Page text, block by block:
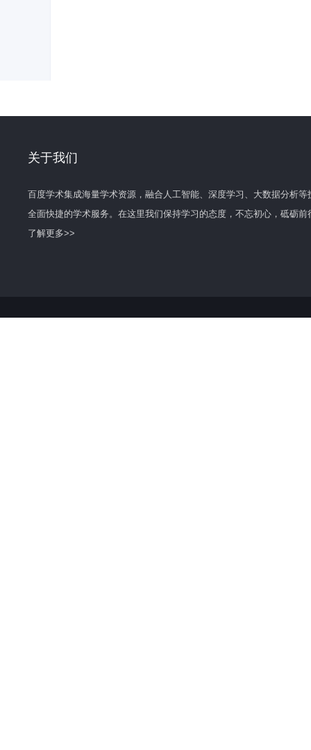
关于我们
百度学术集成海量学术资源，融合人工智能、深度学习、大数据分析
全面快捷的学术服务。在这里我们保持学习的态度，不忘初心，砥砺前
了解更多>>